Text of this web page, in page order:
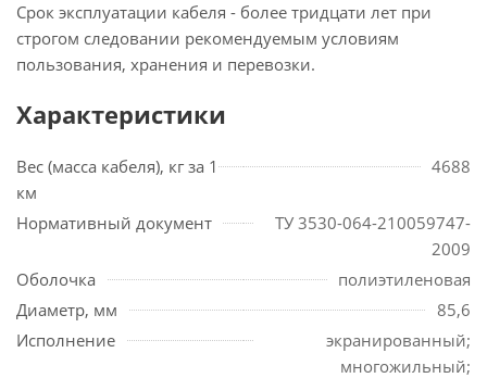
Срок эксплуатации кабеля - более тридцати лет при
строгом следовании рекомендуемым условиям
пользования, хранения и перевозки.
Характеристики
Вес (масса кабеля), кг за 1
км
4688
Нормативный документ
ТУ 3530-064-210059747-
2009
Оболочка
полиэтиленовая
Диаметр, мм
85,6
Исполнение
экранированный;
многожильный;